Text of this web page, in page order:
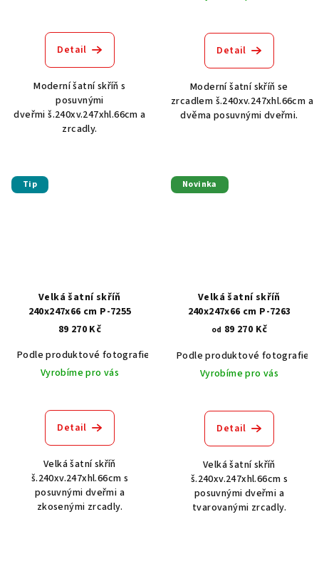
Detail
Moderní šatní skříň s
posuvnými
dveřmi š.240xv.247xhl.66cm a
zrcadly.
Detail
Moderní šatní skříň se
zrcadlem š.240xv.247xhl.66cm a
dvěma posuvnými dveřmi.
Tip
Velká šatní skříň
240x247x66 cm P-7255
89 270 Kč
Podle produktové fotografie
Akát vintage BT1551
Dub světlý
Vyrobíme pro vás
Detail
Velká šatní skříň
š.240xv.247xhl.66cm s
posuvnými dveřmi a
zkosenými zrcadly.
Novinka
Velká šatní skříň
240x247x66 cm P-7263
od 89 270 Kč
Podle produktové fotografie
Vyrobíme pro vás
Detail
Velká šatní skříň
š.240xv.247xhl.66cm s
posuvnými dveřmi a
tvarovanými zrcadly.